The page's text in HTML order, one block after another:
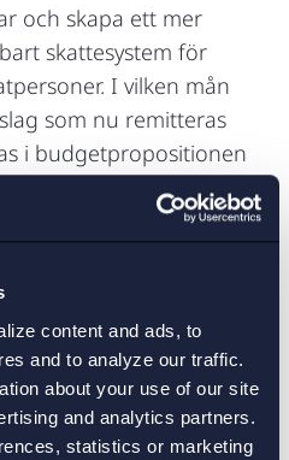
content and ads, to
and to analyze our traffic.
about your use of our site
and analytics partners.
statistics or marketing
och skapa ett mer
skattesystem för
I vilken mån
som nu remitteras
i budgetpropositionen
av samtliga
bland annat förslag
regler samt särskilda
carried interest, vilka
i höstbudgeten.